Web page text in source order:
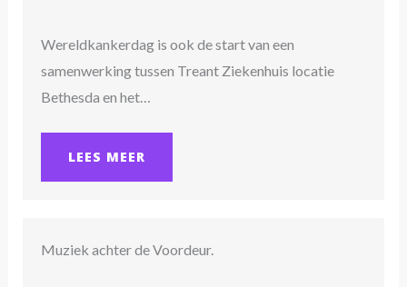
Wereldkankerdag is ook de start van een
samenwerking tussen Treant Ziekenhuis locatie
Bethesda en het…
LEES MEER
Muziek achter de Voordeur.